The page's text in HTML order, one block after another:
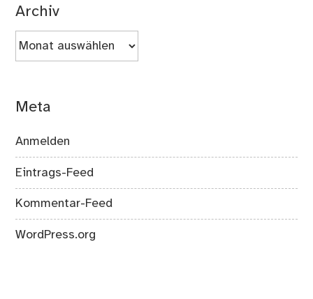
Archiv
Archiv
Meta
Anmelden
Eintrags-Feed
Kommentar-Feed
WordPress.org